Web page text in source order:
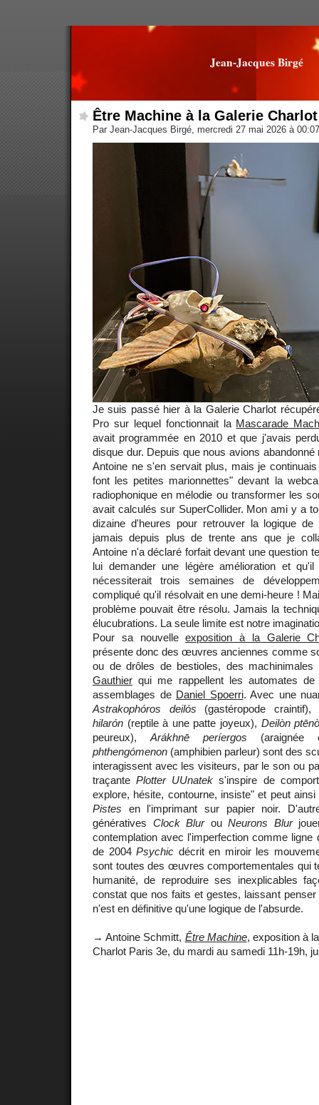
Jean-Jacques Birgé
Être Machine à la Galerie Charlot
Par Jean-Jacques Birgé, mercredi 27 mai 2026 à
Je suis passé hier à la Galerie Charlot
Pro sur lequel fonctionnait la Mascarade
avait programmée en 2010 et que j'avais
disque dur. Depuis que nous avions
Antoine ne s'en servait plus, mais je
font les petites marionnettes" devant la
radiophonique en mélodie ou transformer les
avait calculés sur SuperCollider. Mon ami y a
dizaine d'heures pour retrouver la logique
jamais depuis plus de trente ans que je
Antoine n'a déclaré forfait devant une question
lui demander une légère amélioration et
nécessiterait trois semaines de
compliqué qu'il résolvait en une demi-heure !
problème pouvait être résolu. Jamais la
élucubrations. La seule limite est notre
Pour sa nouvelleexposition à la Galerie
présente donc des œuvres anciennes comme
ou de drôles de bestioles, des
Gauthier qui me rappellent les automates
assemblages de Daniel Spoerri. Avec une
Astrakophóros deilós (gastéropode craintif),
hilarón (reptile à une patte joyeux), Deilòn
peureux), Arákhnē períergos (araignée
phthengómenon (amphibien parleur) sont des
interagissent avec les visiteurs, par le son ou
traçantePlotter UUnatek s'inspire de
explore, hésite, contourne, insiste" et peut
Pistes en l'imprimant sur papier noir.
génératives Clock BlurouNeurons Blur
contemplation avec l'imperfection comme ligne
de 2004 Psychic décrit en miroir les
sont toutes des œuvres comportementales qui
humanité, de reproduire ses inexplicables
constat que nos faits et gestes, laissant
n'est en définitive qu'une logique de l'absurde.
→ Antoine Schmitt, Être Machine, exposition à
Charlot Paris 3e, du mardi au samedi 11h-19h,